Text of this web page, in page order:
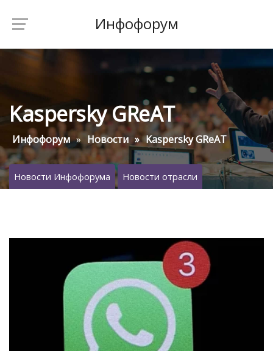
Инфофорум
Kaspersky GReAT
Инфофорум Новости Kaspersky GReAT
Новости Инфофорума Новости отрасли